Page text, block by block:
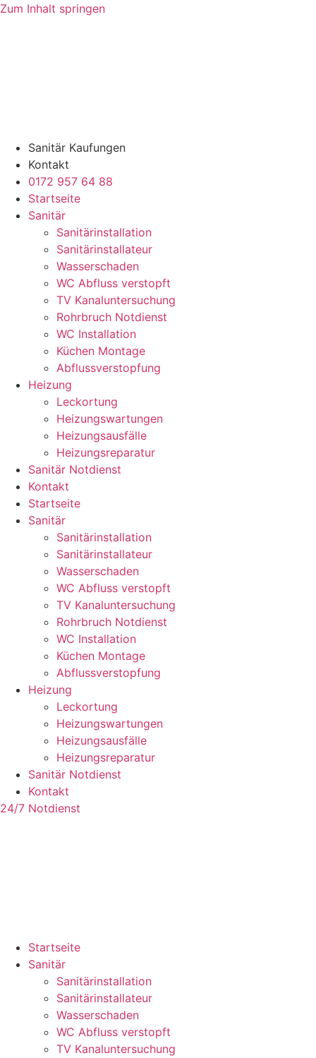
Zum Inhalt springen
Sanitär Kaufungen
Kontakt
0172 957 64 88
Startseite
Sanitär
Sanitärinstallation
Sanitärinstallateur
Wasserschaden
WC Abfluss verstopft
TV Kanaluntersuchung
Rohrbruch Notdienst
WC Installation
Küchen Montage
Abflussverstopfung
Heizung
Leckortung
Heizungswartungen
Heizungsausfälle
Heizungsreparatur
Sanitär Notdienst
Kontakt
Startseite
Sanitär
Sanitärinstallation
Sanitärinstallateur
Wasserschaden
WC Abfluss verstopft
TV Kanaluntersuchung
Rohrbruch Notdienst
WC Installation
Küchen Montage
Abflussverstopfung
Heizung
Leckortung
Heizungswartungen
Heizungsausfälle
Heizungsreparatur
Sanitär Notdienst
Kontakt
24/7 Notdienst
Startseite
Sanitär
Sanitärinstallation
Sanitärinstallateur
Wasserschaden
WC Abfluss verstopft
TV Kanaluntersuchung